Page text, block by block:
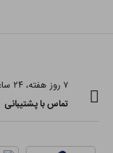
۷ روز هفته، ۲۴ ساعت
تماس با پشتیبانی